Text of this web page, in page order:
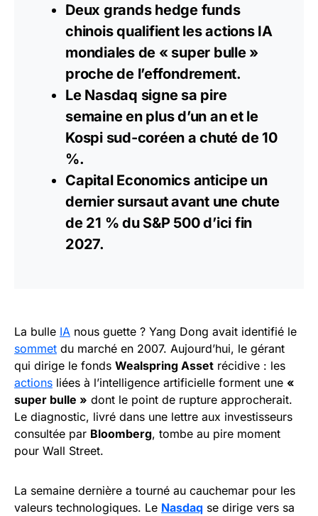
Deux grands hedge funds
chinois qualifient les actions IA
mondiales de « super bulle »
proche de l’effondrement.
Le Nasdaq signe sa pire
semaine en plus d’un an et le
Kospi sud-coréen a chuté de 10
%.
Capital Economics anticipe un
dernier sursaut avant une chute
de 21 % du S&P 500 d’ici fin
2027.
La bulle IA nous guette ? Yang Dong avait identifié le
sommet du marché en 2007. Aujourd’hui, le gérant
qui dirige le fonds Wealspring Asset récidive : les
actions liées à l’intelligence artificielle forment une «
super bulle » dont le point de rupture approcherait.
Le diagnostic, livré dans une lettre aux investisseurs
consultée par Bloomberg, tombe au pire moment
pour Wall Street.
La semaine dernière a tourné au cauchemar pour les
valeurs technologiques. Le Nasdaq se dirige vers sa